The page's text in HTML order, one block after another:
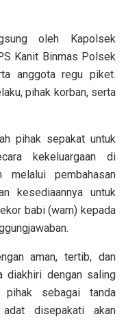
oleh Kapolsek
Kanit Binmas Polsek
anggota regu piket.
pihak korban, serta
pihak sepakat untuk
kekeluargaan di
melalui pembahasan
kesediaannya untuk
babi (wam) kepada
aman, tertib, dan
diakhiri dengan saling
pihak sebagai tanda
adat disepakati akan